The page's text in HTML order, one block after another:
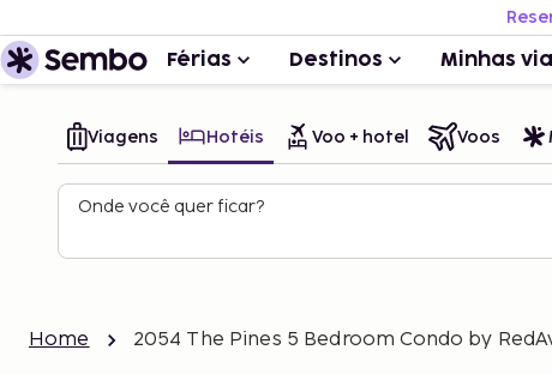
Férias Destinos Minhas
Viagens Hotéis Voo + hotel Voos
Onde você quer ficar?
Home 2054 The Pines 5 Bedroom Condo by